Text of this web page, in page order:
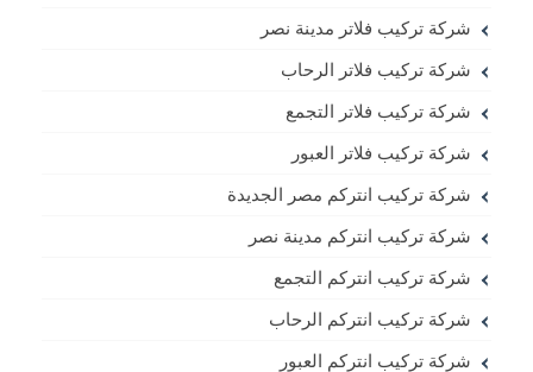
شركة تركيب فلاتر مدينة نصر
شركة تركيب فلاتر الرحاب
شركة تركيب فلاتر التجمع
شركة تركيب فلاتر العبور
شركة تركيب انتركم مصر الجديدة
شركة تركيب انتركم مدينة نصر
شركة تركيب انتركم التجمع
شركة تركيب انتركم الرحاب
شركة تركيب انتركم العبور